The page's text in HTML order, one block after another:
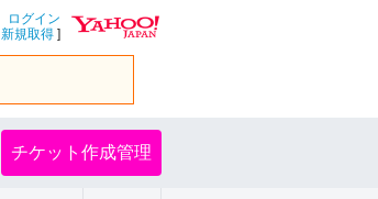
ログイン
新規取得 ]
チケット作成管理